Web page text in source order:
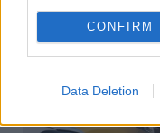
CONFIRM
Data Deletion